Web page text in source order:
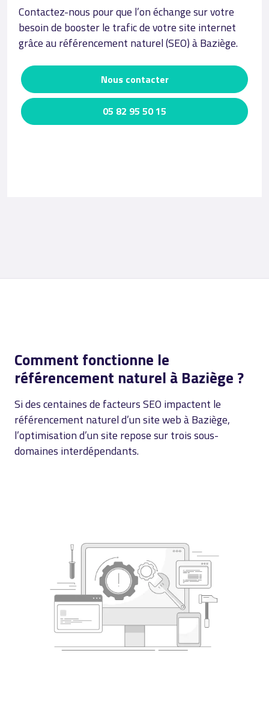
Contactez-nous pour que l’on échange sur votre
besoin de booster le trafic de votre site internet
grâce au référencement naturel (SEO) à Baziège.
Nous contacter
05 82 95 50 15
Comment fonctionne le
référencement naturel à Baziège ?
Si des centaines de facteurs SEO impactent le
référencement naturel d’un site web à Baziège,
l’optimisation d’un site repose sur trois sous-
domaines interdépendants.